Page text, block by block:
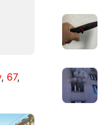
, 67,